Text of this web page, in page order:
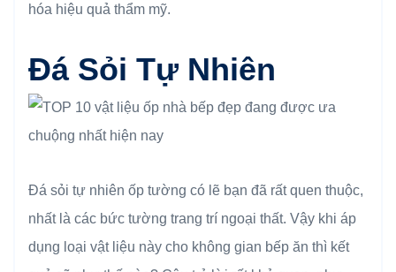
hóa hiệu quả thẩm mỹ.
Đá Sỏi Tự Nhiên
Đá sỏi tự nhiên ốp tường có lẽ bạn đã rất quen thuộc,
nhất là các bức tường trang trí ngoại thất. Vậy khi áp
dụng loại vật liệu này cho không gian bếp ăn thì kết